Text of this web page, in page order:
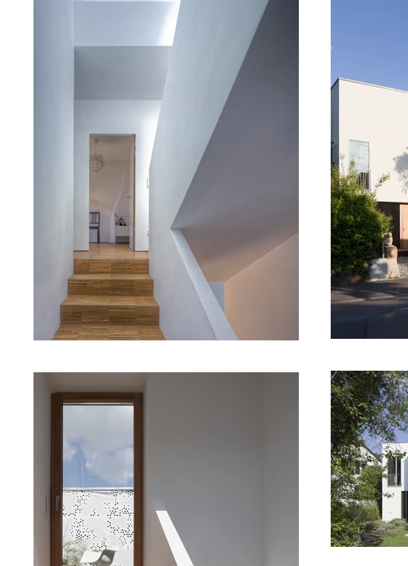
Das Prinzip des Split-Levels wird in einem Verhältnis von etwa einem
Viertel zu Dreiviertel der Grundfläche angewandt.
Der Grundriss ist um die zentral angeordnete Treppe mit zenitaler
Belichtung herum organisiert. Dies ermöglicht eine optimale
Raumaufteilung mit einer günstigen internen Erschließung und
spannenden Räumbezügen. Die Halbgeschosse staffeln sich von der
Öffentlichkeit des Zugangsbereichs mit zunehmender Privatheit
Halbgeschoss für Halbgeschoss nach oben und enden auf dem allseitig
umschlossenen privaten Außenraum des Patio.
FOTOGRAFIE
/  ARCHIGRAPHIE STEFFEN VOGT, STUTTGART